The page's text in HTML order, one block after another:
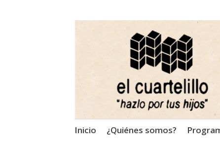
El Cuartelillo
Programa de radio de
Saltar
Inicio ¿Quiénes somos?